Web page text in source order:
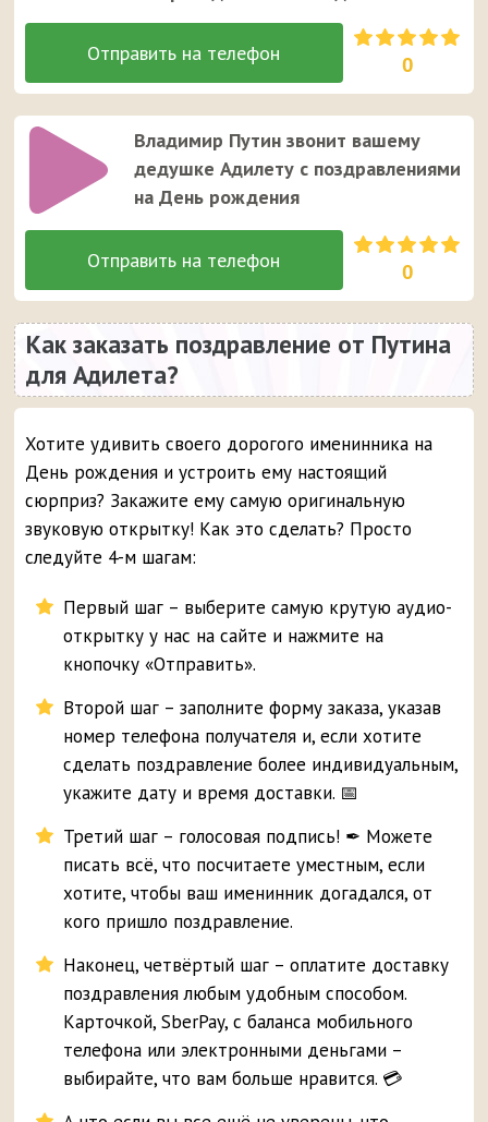
0
Владимир Путин звонит вашему
дедушке Адилету с поздравлениями
на День рождения
0
Как заказать поздравление от Путина
для Адилета?
Хотите удивить своего дорогого именинника на
День рождения и устроить ему настоящий
сюрприз? Закажите ему самую оригинальную
звуковую открытку! Как это сделать? Просто
следуйте 4-м шагам:
Первый шаг – выберите самую крутую аудио-
открытку у нас на сайте и нажмите на
кнопочку «Отправить».
Второй шаг – заполните форму заказа, указав
номер телефона получателя и, если хотите
сделать поздравление более индивидуальным,
укажите дату и время доставки. 📅
Третий шаг – голосовая подпись! ✒ Можете
писать всё, что посчитаете уместным, если
хотите, чтобы ваш именинник догадался, от
кого пришло поздравление.
Наконец, четвёртый шаг – оплатите доставку
поздравления любым удобным способом.
Карточкой, SberPay, с баланса мобильного
телефона или электронными деньгами –
выбирайте, что вам больше нравится. 💳